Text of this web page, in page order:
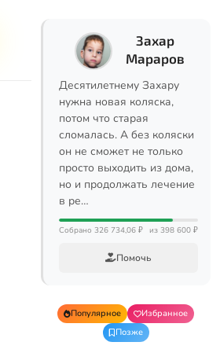
Захар
Мараров
Десятилетнему Захару
нужна новая коляска,
потом что старая
сломалась. А без коляски
он не сможет не только
просто выходить из дома,
но и продолжать лечение
в ре…
Собрано 326 734,06 ₽ из 398 600 ₽
Помочь
Популярное
Избранное
Позже